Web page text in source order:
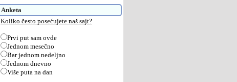
Anketa
Koliko često posećujete naš sajt?
Prvi put sam ovde
Jednom mesečno
Bar jednom nedeljno
Jednom dnevno
Više puta na dan